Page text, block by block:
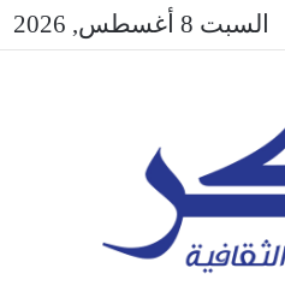
السبت 8 أغسطس, 2026